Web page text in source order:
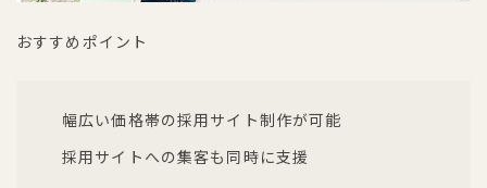
おすすめポイント
幅広い価格帯の採用サイト制作が可能
採用サイトへの集客も同時に支援